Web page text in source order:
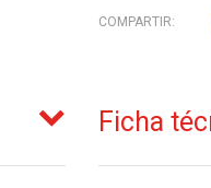
COMPARTIR:
Ficha